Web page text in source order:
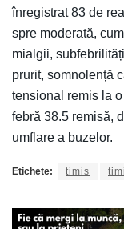
înregistrat 83 de
spre moderată,
mialgii,
prurit, somnolență
tensional remis la
febră 38.5 remisă,
umflare a buzelor.
Etichete: timis